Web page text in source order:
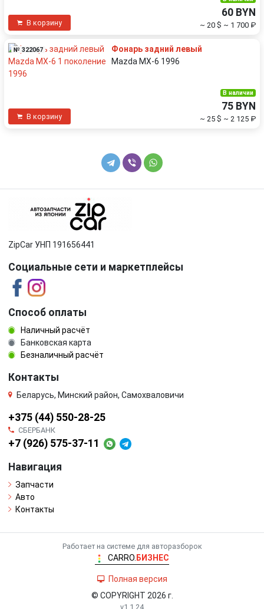
В корзину
60 BYN
~ 20 $ ~ 1 700 ₽
№ 322067
Фонарь задний левый
Mazda MX-6 1996
В корзину
В наличии
75 BYN
~ 25 $ ~ 2 125 ₽
ZipCar УНП 191656441
Социальные сети и маркетплейсы
Способ оплаты
Наличный расчёт
Банковская карта
Безналичный расчёт
Контакты
Беларусь, Минский район, Самохваловичи
+375 (44) 550-28-25
СБЕРБАНК
+7 (926) 575-37-11
Навигация
Запчасти
Авто
Контакты
Работает на системе для авторазборок
CARRO. БИЗНЕС
Полная версия
© COPYRIGHT 2026 г.
v1.1.24